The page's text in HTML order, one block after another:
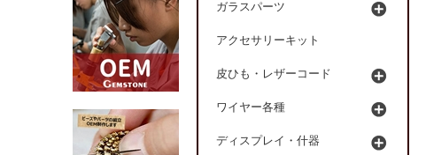
ガラスパーツ
アクセサリーキット
皮ひも・レザーコード
ワイヤー各種
ディスプレイ・什器